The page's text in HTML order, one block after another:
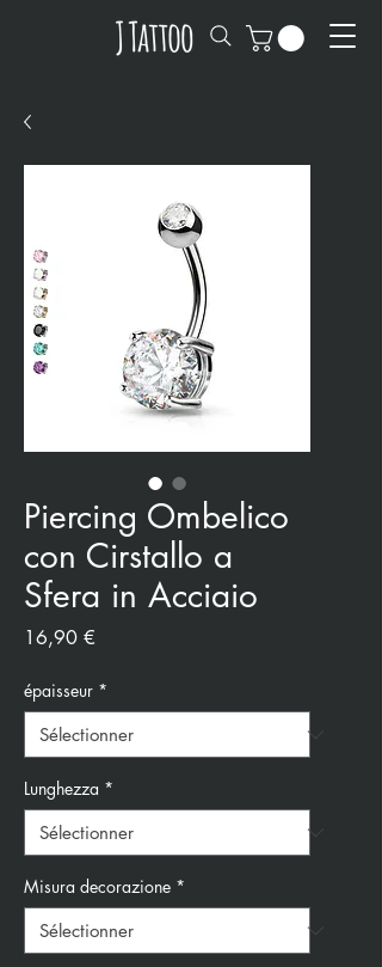
Piercing Ombelico
con Cirstallo a
Sfera in Acciaio
16,90 €
épaisseur *
Lunghezza *
Misura decorazione *